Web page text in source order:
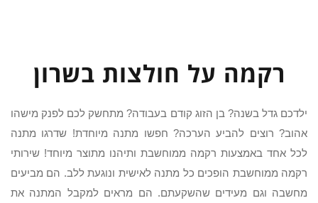
רקמה על חולצות בשרון
ילדכם גדל בשנה? בן הזוג קודם בעבודה? מתחשק לכם לפנק מישהו
אהוב? רוצים להביע הערכה? חפשו מתנה מיוחדת! שדרגו מתנה
לכל אחד באמצעות רקמה ממוחשבת ותיהנו מתוצר מיוחד! שירותי
רקמה ממוחשבת הופכים כל מתנה לאישית ונוגעת ללב. הם מביעים
מחשבה וגם מעידים שהשקעתם. הם מראים למקבל המתנה את